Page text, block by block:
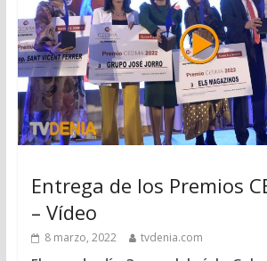
Entrega de los Premios
– Vídeo
8 marzo, 2022 tvdenia.com